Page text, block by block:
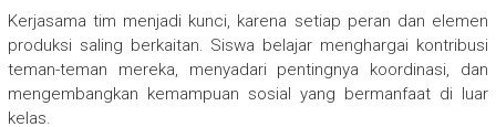
Kerjasama tim menjadi kunci, karena setiap peran dan elemen
produksi saling berkaitan. Siswa belajar menghargai kontribusi
teman-teman mereka, menyadari pentingnya koordinasi, dan
mengembangkan kemampuan sosial yang bermanfaat di luar
kelas.